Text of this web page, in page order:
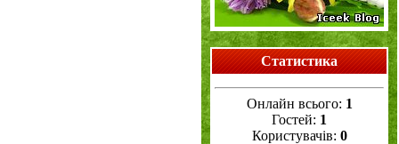
Статистика
Онлайн всього: 1
Гостей: 1
Користувачів: 0